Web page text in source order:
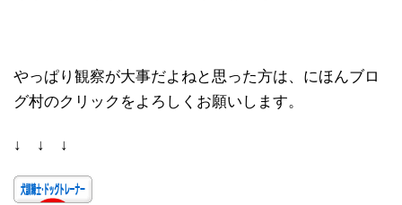
やっぱり観察が大事だよねと思った方は、にほんブロ
グ村のクリックをよろしくお願いします。
↓ ↓ ↓